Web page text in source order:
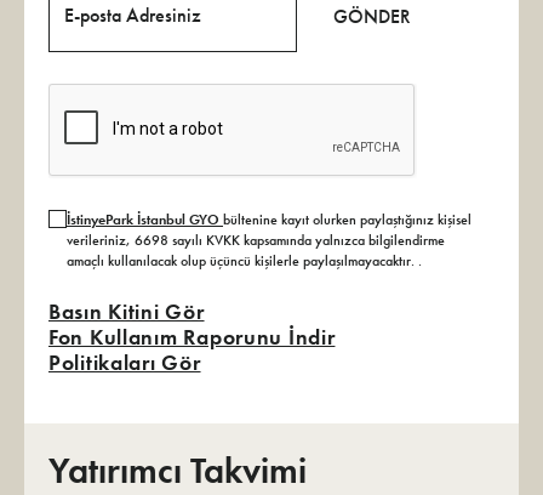
E-posta Adresiniz GÖNDER
İstinyePark İstanbul GYO bültenine kayıt olurken paylaştığınız kişisel
verileriniz, 6698 sayılı KVKK kapsamında yalnızca bilgilendirme
amaçlı kullanılacak olup üçüncü kişilerle paylaşılmayacaktır. .
Basın Kitini Gör
Fon Kullanım Raporunu İndir
Politikaları Gör
Yatırımcı Takvimi